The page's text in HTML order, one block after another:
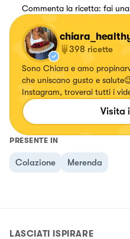
Commenta la ricetta: fai
398 ricette
Sono Chiara e amo
che uniscano gusto e
Instagram, troverai tutti i
chiara_healthytales
Visita
PRESENTE IN
Colazione Merenda
LASCIATI ISPIRARE